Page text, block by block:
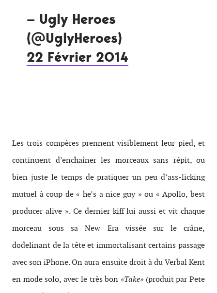
— Ugly Heroes
(@UglyHeroes)
22 Février 2014
Les trois compères prennent visiblement leur pied, et
continuent d’enchaîner les morceaux sans répit, ou
bien juste le temps de pratiquer un peu d’ass-licking
mutuel à coup de « he’s a nice guy » ou « Apollo, best
producer alive ». Ce dernier kiff lui aussi et vit chaque
morceau sous sa New Era vissée sur le crâne,
dodelinant de la tête et immortalisant certains passage
avec son iPhone. On aura ensuite droit à du Verbal Kent
en mode solo, avec le très bon «Take»(produit par Pete